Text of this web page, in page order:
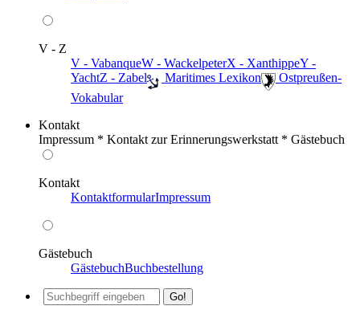
V - Z
V - VabanqueW - WackelpeterX - XanthippeY -
YachtZ - Zabel ️ Maritimes Lexikon
️ Ostpreußen-
Vokabular
Kontakt
Impressum * Kontakt zur Erinnerungswerkstatt * Gästebuch
Kontakt
KontaktformularImpressum
Gästebuch
GästebuchBuchbestellung